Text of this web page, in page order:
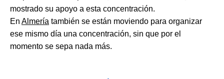
mostrado su apoyo a esta concentración.
En Almería también se están moviendo para organizar
ese mismo día una concentración, sin que por el
momento se sepa nada más.